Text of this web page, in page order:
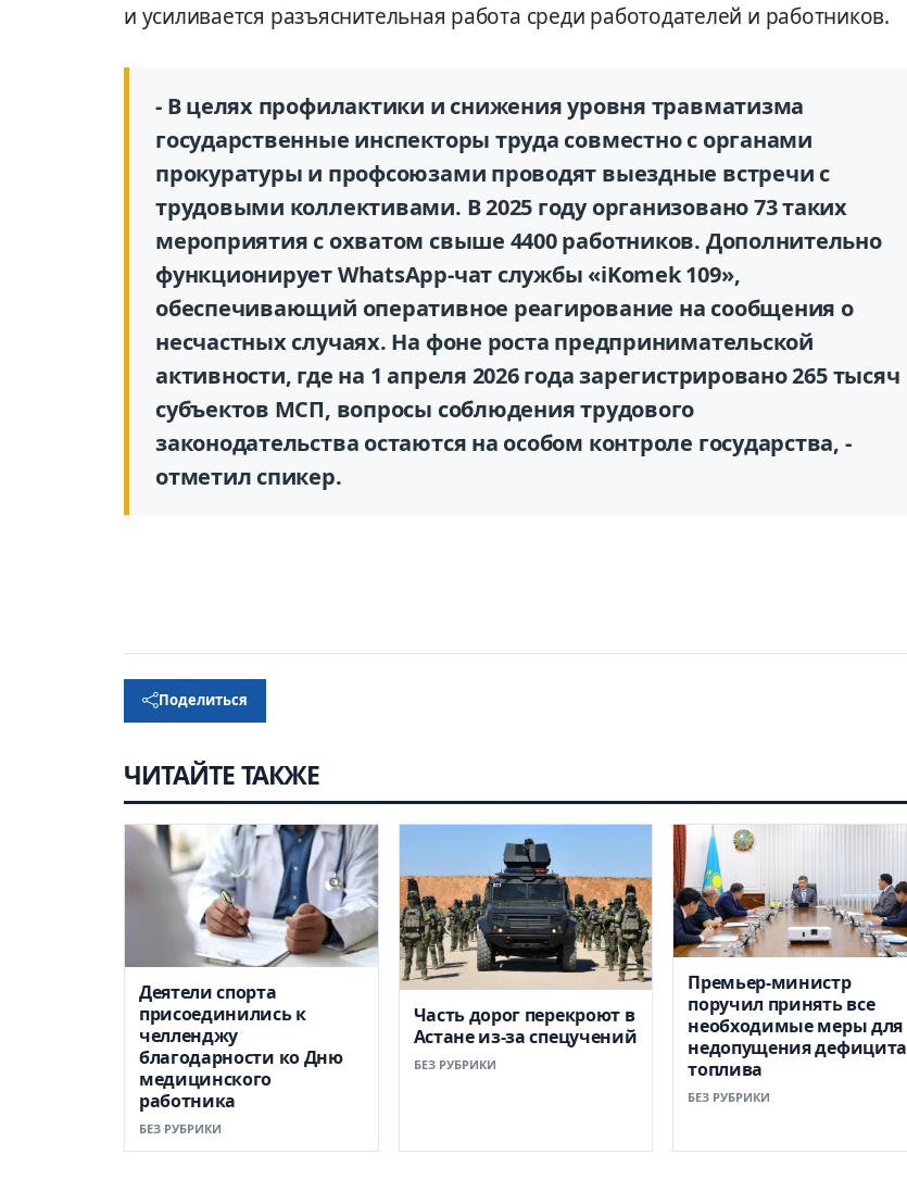
и усиливается разъяснительная работа среди работодателей и работников.
- В целях профилактики и снижения уровня травматизма
государственные инспекторы труда совместно с органами
прокуратуры и профсоюзами проводят выездные встречи с
трудовыми коллективами. В 2025 году организовано 73 таких
мероприятия с охватом свыше 4400 работников. Дополнительно
функционирует WhatsApp-чат службы «iKomek 109»,
обеспечивающий оперативное реагирование на сообщения о
несчастных случаях. На фоне роста предпринимательской
активности, где на 1 апреля 2026 года зарегистрировано 265 тысяч
субъектов МСП, вопросы соблюдения трудового
законодательства остаются на особом контроле государства, -
отметил спикер.
Поделиться
ЧИТАЙТЕ ТАКЖЕ
Деятели спорта
присоединились к
челленджу
благодарности ко Дню
медицинского
работника
БЕЗ РУБРИКИ
Часть дорог перекроют в
Астане из-за спецучений
БЕЗ РУБРИКИ
Премьер-министр
поручил принять все
необходимые меры для
недопущения дефицита
топлива
БЕЗ РУБРИКИ